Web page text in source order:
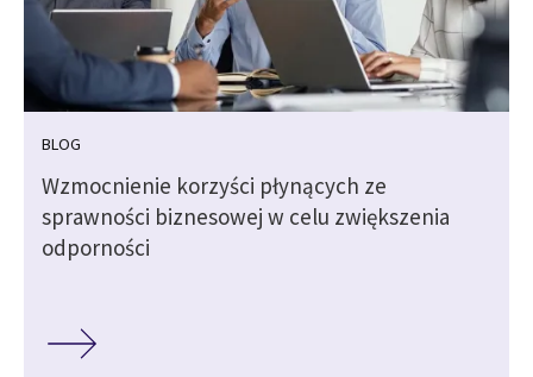
BLOG
Wzmocnienie korzyści płynących ze
sprawności biznesowej w celu zwiększenia
odporności